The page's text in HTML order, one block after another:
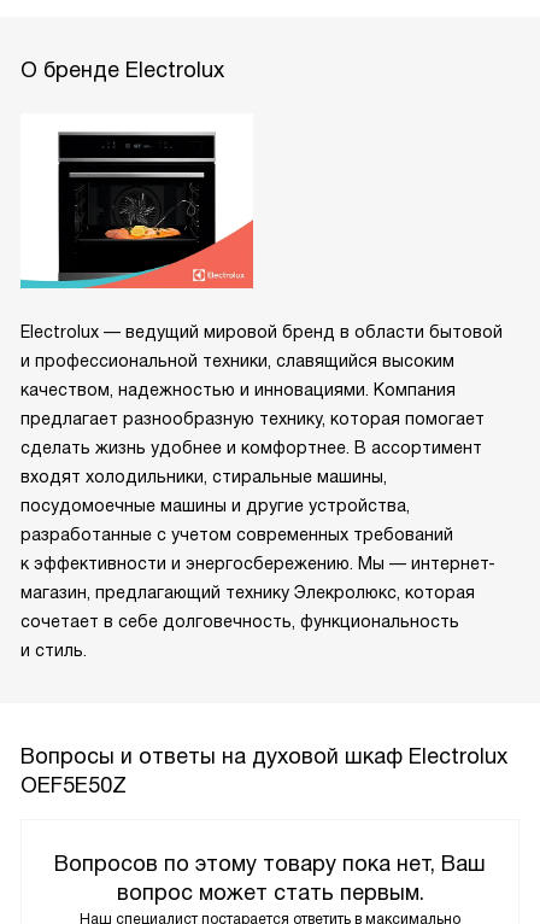
О бренде Electrolux
Electrolux — ведущий мировой бренд в области бытовой
и профессиональной техники, славящийся высоким
качеством, надежностью и инновациями. Компания
предлагает разнообразную технику, которая помогает
сделать жизнь удобнее и комфортнее. В ассортимент
входят холодильники, стиральные машины,
посудомоечные машины и другие устройства,
разработанные с учетом современных требований
к эффективности и энергосбережению. Мы — интернет-
магазин, предлагающий технику Элекролюкс, которая
сочетает в себе долговечность, функциональность
и стиль.
Вопросы и ответы на духовой шкаф Electrolux
OEF5E50Z
Вопросов по этому товару пока нет, Ваш
вопрос может стать первым.
Наш специалист постарается ответить в максимально